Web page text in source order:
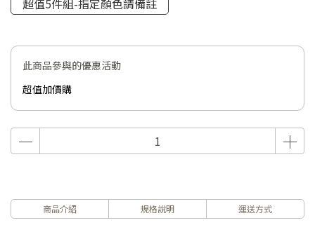
超值5件組-指定顏色請備註
此商品參與的優惠活動
超值加價購
商品介紹 規格說明 運送方式